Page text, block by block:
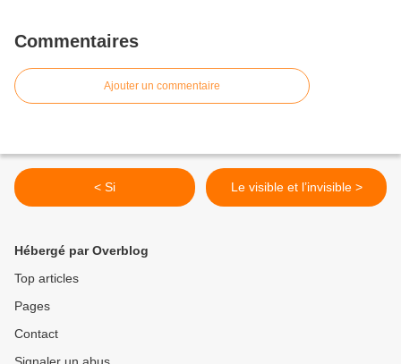
Commentaires
Ajouter un commentaire
< Si Le visible et l’invisible >
Hébergé par Overblog
Top articles
Pages
Contact